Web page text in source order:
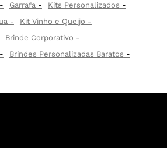
Garrafa
Kits Personalizados
Kit Vinho e Queijo
Brinde Corporativo
Brindes Personalizadas Baratos